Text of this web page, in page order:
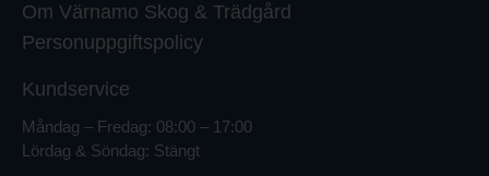
Om Värnamo Skog & Trädgård
Personuppgiftspolicy
Kundservice
Måndag – Fredag: 08:00 – 17:00
Lördag & Söndag: Stängt